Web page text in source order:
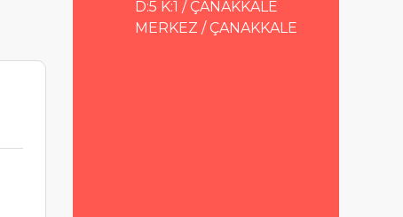
D:5 K:1 / ÇANAKKALE
MERKEZ / ÇANAKKALE